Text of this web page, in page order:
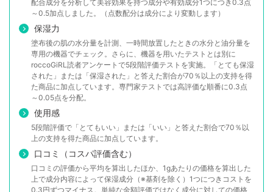
配合成分を分析して美容効果を持つ成分や有効成分1つにつき0.3点
～0.5加点しました。（点数配分は成分により変動します）
保湿力
塗布後の肌の水分量を計測、一時間放置したときの水分と油分量を
専用の機器でチェック。さらに、機器を用いたテストとは別に
roccoGiRL読者アンケートで5段階評価テストを実施。「とても保湿
された」または「保湿された」と答えた割合が70％以上の支持を得
た商品に加点しています。専門家テストでは高評価な順番に0.3点
～0.05点を分配。
使用感
5段階評価で「とてもいい」または「いい」と答えた割合で70％以
上の支持を得た商品に加点しています。
口コミ（コスパ評価含む）
口コミの評価から平均を算出したほか、1gあたりの価格を算出した
上で成分内容によって保湿成分（※基剤を除く）1つにつきコストを
0.3円ずつマイナス。単純な金額評価ではなく成分に対しての価格